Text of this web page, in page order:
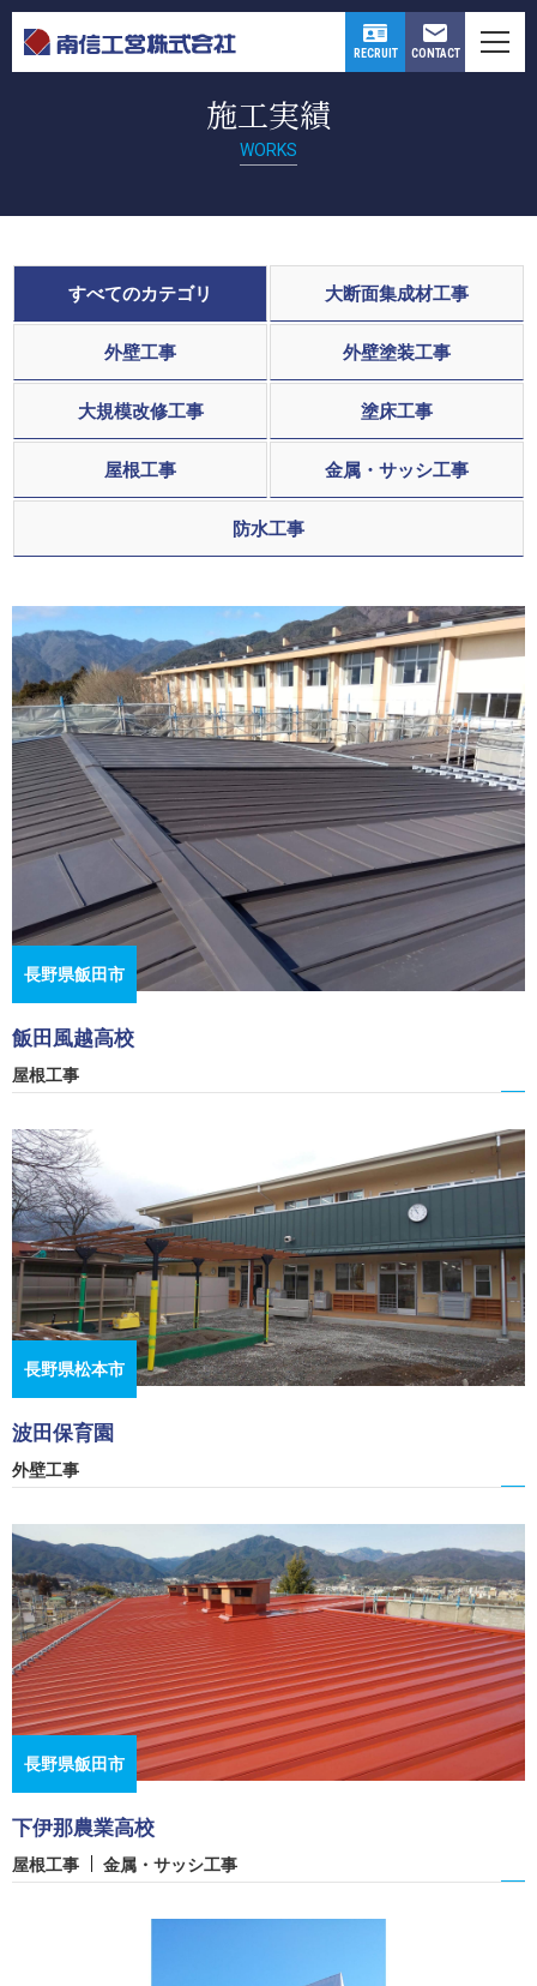
RECRUIT CONTACT
施工実績
WORKS
すべてのカテゴリ 大断面集成材工事
外壁工事 外壁塗装工事
大規模改修工事 塗床工事
屋根工事 金属・サッシ工事
防水工事
長野県飯田市
飯田風越高校
屋根工事
長野県松本市
波田保育園
外壁工事
長野県飯田市
下伊那農業高校
屋根工事 金属・サッシ工事